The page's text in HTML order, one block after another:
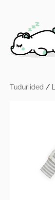
Tuduriided /